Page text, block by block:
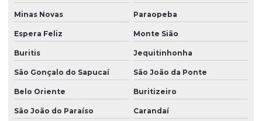
Minas Novas Paraopeba
Espera Feliz Monte Sião
Buritis Jequitinhonha
São Gonçalo do Sapucaí São João da Ponte
Belo Oriente Buritizeiro
São João do Paraíso Carandaí